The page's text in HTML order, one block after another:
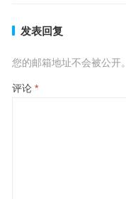
发表回复
您的邮箱地址不会被公开。
评论 *